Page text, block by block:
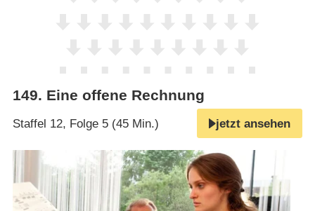
149. Eine offene Rechnung
Staffel 12, Folge 5 (45 Min.) jetzt ansehen